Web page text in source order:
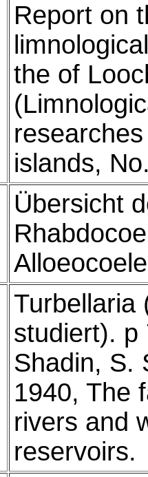
Report on
the of
islands,
Übersicht
Turbellaria
studiert). p
Shadin, S.
1940, The
rivers and
reservoirs.